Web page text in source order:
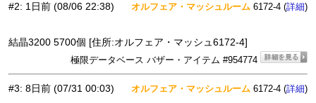
#2: 1日前 (08/06 22:38) オルフェア・マッシュルーム 6172-4 (詳細)
結晶3200 5700個 [住所:オルフェア・マッシュ6172-4]
極限データベース バザー・アイテム #954774
#3: 8日前 (07/31 00:03) オルフェア・マッシュルーム 6172-4 (詳細)